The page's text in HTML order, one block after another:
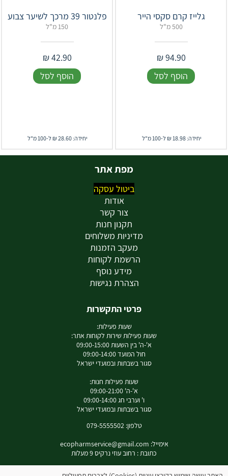
גלייז קרם סקסי הייר
500 מ"ל
94.90
₪
הוסף לסל
יחידה: 18.98 ₪ ל-100 מ"ל
פלנטור 39 מרכך לשיער צבוע
150 מ"ל
42.90
₪
הוסף לסל
יחידה: 28.60 ₪ ל-100 מ"ל
מפת אתר
ביטול עסקה
אודות
צור קשר
תקנון חנות
מדיניות משלוחים
מעקב הזמנות
הרשמת לקוחות
מידע נוסף
הצהרת נגישות
פרטי התקשרות
שעות פעילות:
שעות פעילות שירות לקוחות אתר:
א'-ה' בין השעות 09:00-15:00
חול המועד 09:00-14:00
סגור בשבתות ובמועדי ישראל
שעות פעילות חנות:
א'-ה' 09:00-21:00
ו' וערבי חג 09:00-14:00
סגור בשבתות ובמועדי ישראל
טלפון: 079-5555502
אימייל: ecopharmservice@gmail.com
כתובת : רחוב עוזי נרקיס 9 מעלות